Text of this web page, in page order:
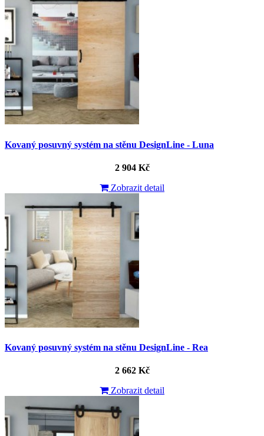
Kovaný posuvný systém na stěnu DesignLine - Luna
2 904 Kč
Zobrazit detail
Kovaný posuvný systém na stěnu DesignLine - Rea
2 662 Kč
Zobrazit detail